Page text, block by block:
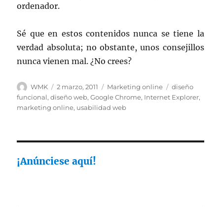
ordenador.
Sé que en estos contenidos nunca se tiene la
verdad absoluta; no obstante, unos consejillos
nunca vienen mal. ¿No crees?
Autor
WMK
Publicado
el
2 marzo, 2011 Categorías
Marketing online Etiquetas
diseño
funcional,diseño web,Google Chrome, Internet Explorer,
marketing online, usabilidad web
¡Anúnciese aquí!